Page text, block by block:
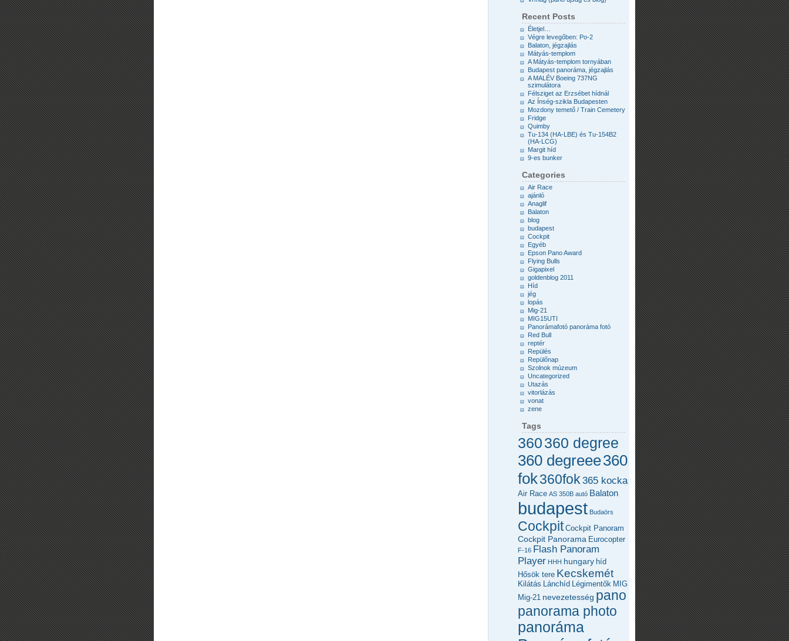
Recent Posts
Életjel…
Végre levegőben: Po-2
Balaton, jégzajlás
Mátyás-templom
A Mátyás-templom tornyában
Budapest panoráma, jégzajlás
A MALÉV Boeing 737NG
szimulátora
Félsziget az Erzsébet hídnál
Az Ínség-szikla Budapesten
Mozdony temető / Train Cemetery
Fridge
Quimby
Tu-134 (HA-LBE) és Tu-154B2
(HA-LCG)
Margit híd
9-es bunker
Categories
Air Race
ajánló
Anaglif
Balaton
blog
budapest
Cockpit
Egyéb
Epson Pano Award
Flying Bulls
Gigapixel
goldenblog 2011
Híd
jég
lopás
Mig-21
MIG15UTI
Panorámafotó panoráma fotó
Red Bull
reptér
Repülés
Repülőnap
Szolnok múzeum
Uncategorized
Utazás
vitorlázás
vonat
zene
Tags
360360 degree
360 degreee360
fok360fok365 kocka
Air Race AS 350B autó Balaton
budapest Budaörs
Cockpit Cockpit Panoram
Cockpit Panorama Eurocopter
F-16 Flash Panoram
Player HHH hungary híd
Hősök tere Kecskemét
Kilátás Lánchíd Légimentők MIG
Mig-21 nevezetesség pano
panorama photo
panoráma